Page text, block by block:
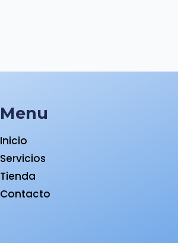
Menu
Inicio
Servicios
Tienda
Contacto